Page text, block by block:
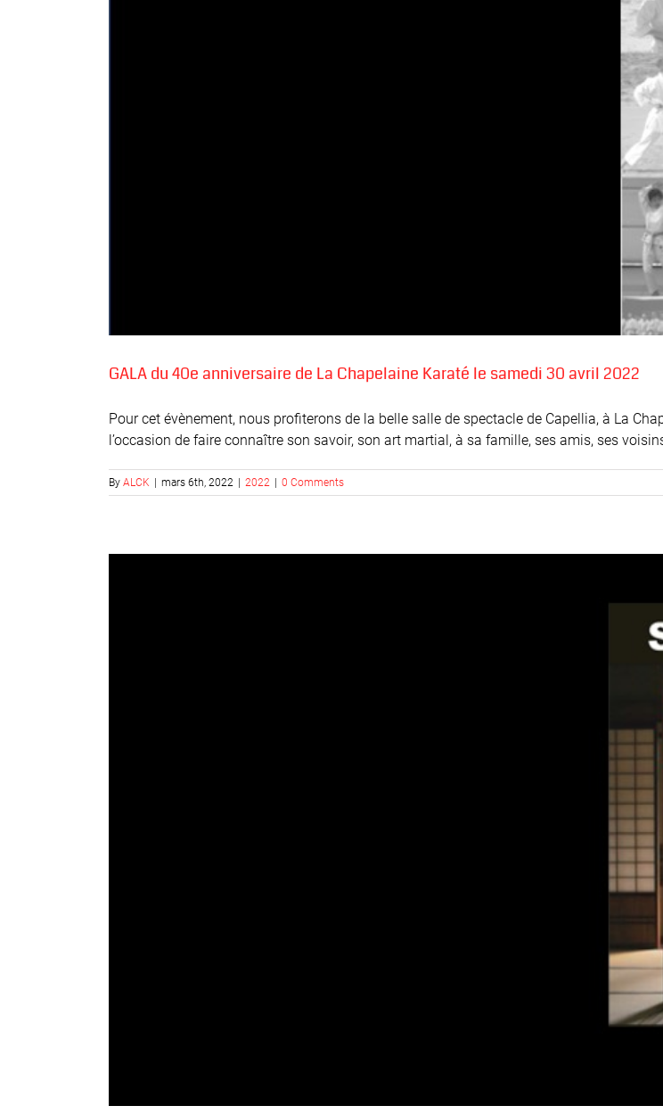
GALA du 40e anniversaire de La Chapelaine Karaté le samedi 30 avril 2022
Pour cet évènement, nous profiterons de la belle salle de spectacle de Capellia, à La
l’occasion de faire connaître son savoir, son art martial, à sa famille, ses amis, ses
By ALCK mars 6th, 2022 2022 0 Comments